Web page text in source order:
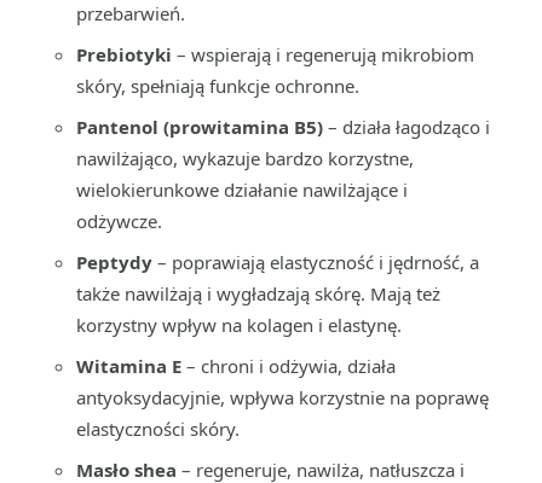
przebarwień.
Prebiotyki – wspierają i regenerują mikrobiom
skóry, spełniają funkcje ochronne.
Pantenol (prowitamina B5) – działa łagodząco i
nawilżająco, wykazuje bardzo korzystne,
wielokierunkowe działanie nawilżające i
odżywcze.
Peptydy – poprawiają elastyczność i jędrność, a
także nawilżają i wygładzają skórę. Mają też
korzystny wpływ na kolagen i elastynę.
Witamina E – chroni i odżywia, działa
antyoksydacyjnie, wpływa korzystnie na poprawę
elastyczności skóry.
Masło shea – regeneruje, nawilża, natłuszcza i